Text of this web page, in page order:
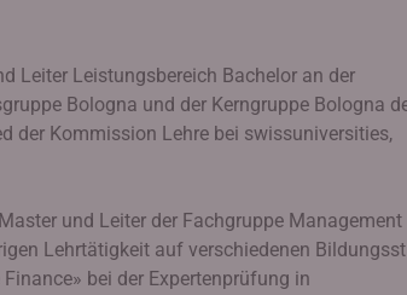
Leiter Leistungsbereich Bachelor an der
Bologna und der Kerngruppe Bologna
der Kommission Lehre bei swissuniversities,
und Leiter der Fachgruppe Management
Lehrtätigkeit auf verschiedenen
bei der Expertenprüfung in